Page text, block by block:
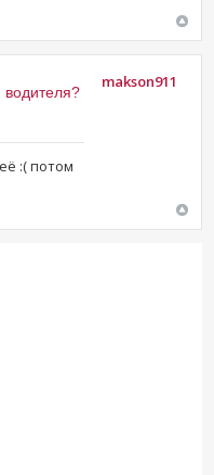
водителя?
:( потом
makson911